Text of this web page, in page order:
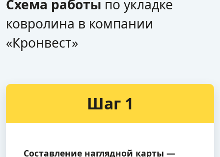
Схема работы по укладке
ковролина в компании
«Кронвест»
Шаг 1
Составление наглядной карты —